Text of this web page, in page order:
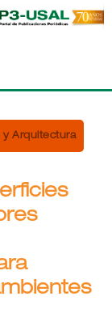
y Arquitectura